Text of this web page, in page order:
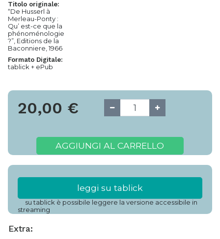
Titolo originale:
“De Husserl à
Merleau-Ponty :
Qu’ est-ce que la
phénoménologie
?”, Editions de la
Baconniere, 1966
Formato Digitale:
tablick + ePub
20,00 €
AGGIUNGI AL CARRELLO
leggi su tablick
su tablick è possibile leggere la versione accessibile in
streaming
Extra: